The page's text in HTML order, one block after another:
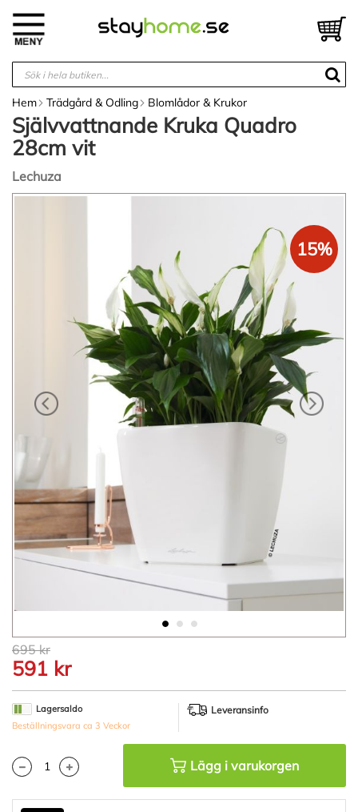
innehållet
Hem Trädgård & Odling Blomlådor & Krukor
Självvattnande Kruka Quadro
28cm vit
Lechuza
Hoppa
Hoppa
till
början
av
bildgalleriet
15%
695 kr
591 kr
Lagersaldo
Beställningsvara ca 3 Veckor
Leveransinfo
Lägg i varukorgen